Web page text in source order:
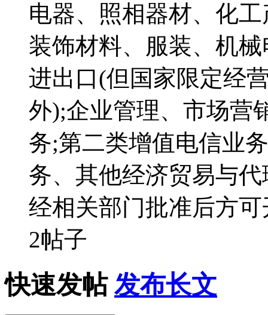
电器、照相器材、化
装饰材料、服装、机
进出口(但国家限定经
外);企业管理、市场营
务;第二类增值电信业
务、其他经济贸易与
经相关部门批准后方
2帖子
快速发帖 发布长文